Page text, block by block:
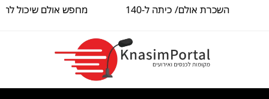
השכרת אולם/ כיתה ל-140
מחפש אולם שיכול